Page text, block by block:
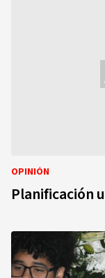
OPINIÓN
Planificación